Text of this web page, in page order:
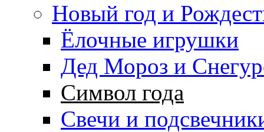
Новый год и
Ёлочные игрушки
Дед Мороз и
Символ года
Свечи и